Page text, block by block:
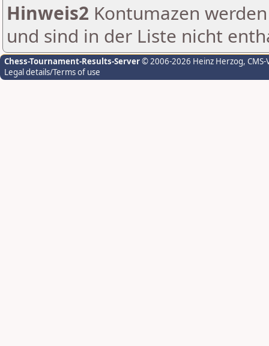
Hinweis2 Kontumazen
und sind in der Liste nicht
Chess-Tournament-Results-Server© 2006-2026 Heinz Herzog,
Legal details/Terms of use